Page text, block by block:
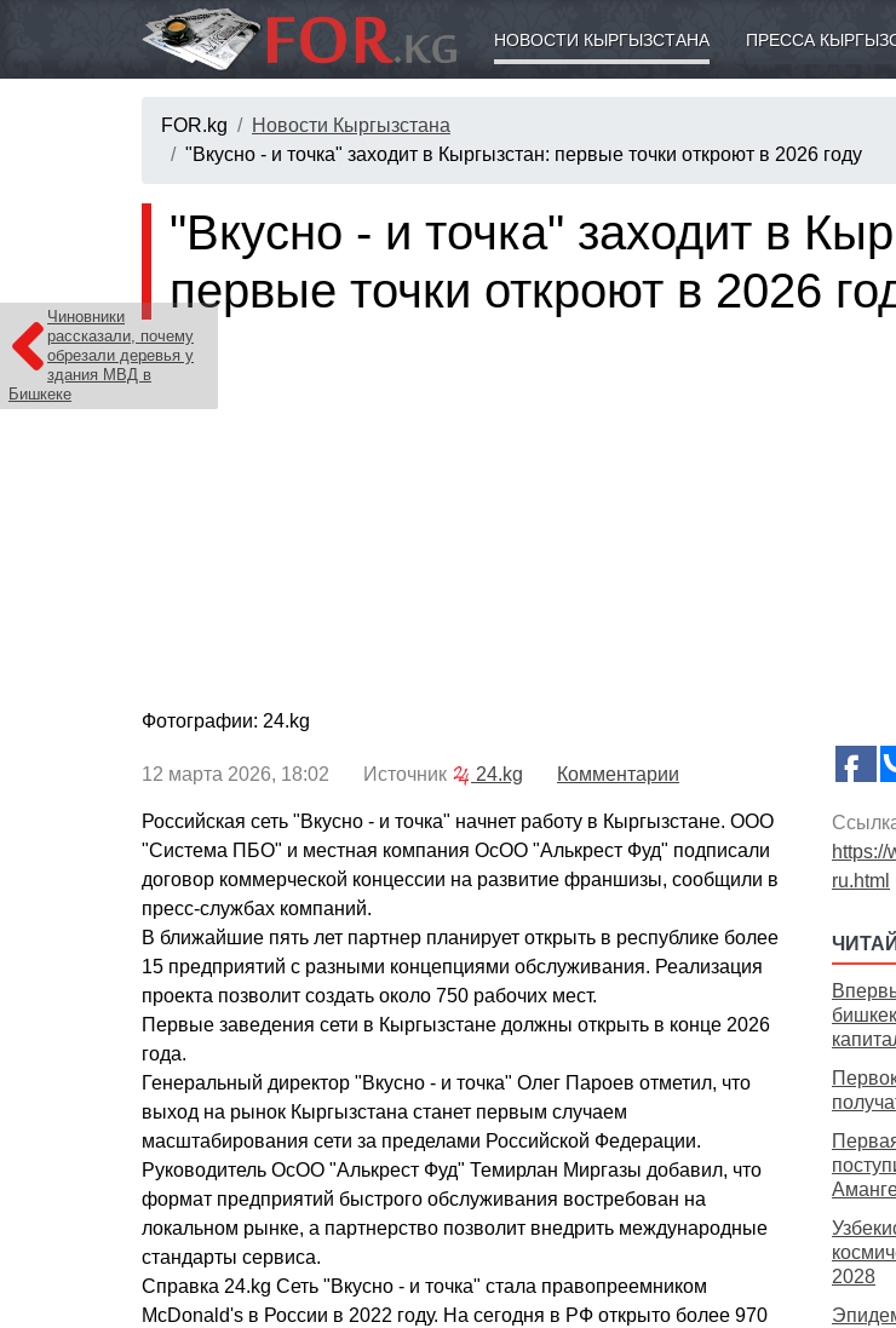
НОВОСТИ КЫРГЫЗСТАНА ПРЕССА
FOR.kg
Новости Кыргызстана
"Вкусно - и точка" заходит в Кыргызстан: первые точки откроют в 2026 году
Чиновники
рассказали, почему
обрезали деревья у
здания МВД в
Бишкеке
"Вкусно - и точка" заходит в
первые точки откроют в 2026
Фотографии: 24.kg
12 марта 2026, 18:02 Источник 24.kg Комментарии
Российская сеть "Вкусно - и точка" начнет работу в Кыргызстане. ООО
"Система ПБО" и местная компания ОсОО "Алькрест Фуд" подписали
договор коммерческой концессии на развитие франшизы, сообщили в
пресс-службах компаний.
В ближайшие пять лет партнер планирует открыть в республике более
15 предприятий с разными концепциями обслуживания. Реализация
проекта позволит создать около 750 рабочих мест.
Первые заведения сети в Кыргызстане должны открыть в конце 2026
года.
Генеральный директор "Вкусно - и точка" Олег Пароев отметил, что
выход на рынок Кыргызстана станет первым случаем
масштабирования сети за пределами Российской Федерации.
Руководитель ОсОО "Алькрест Фуд" Темирлан Миргазы добавил, что
формат предприятий быстрого обслуживания востребован на
локальном рынке, а партнерство позволит внедрить международные
стандарты сервиса.
Справка 24.kg Сеть "Вкусно - и точка" стала правопреемником
McDonald's в России в 2022 году. На сегодня в РФ открыто более 970
https://
ru.html
2028